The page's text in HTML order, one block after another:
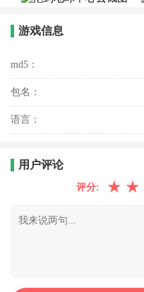
游戏信息
md5：
包名：
语言：
用户评论
评分: ★ ★